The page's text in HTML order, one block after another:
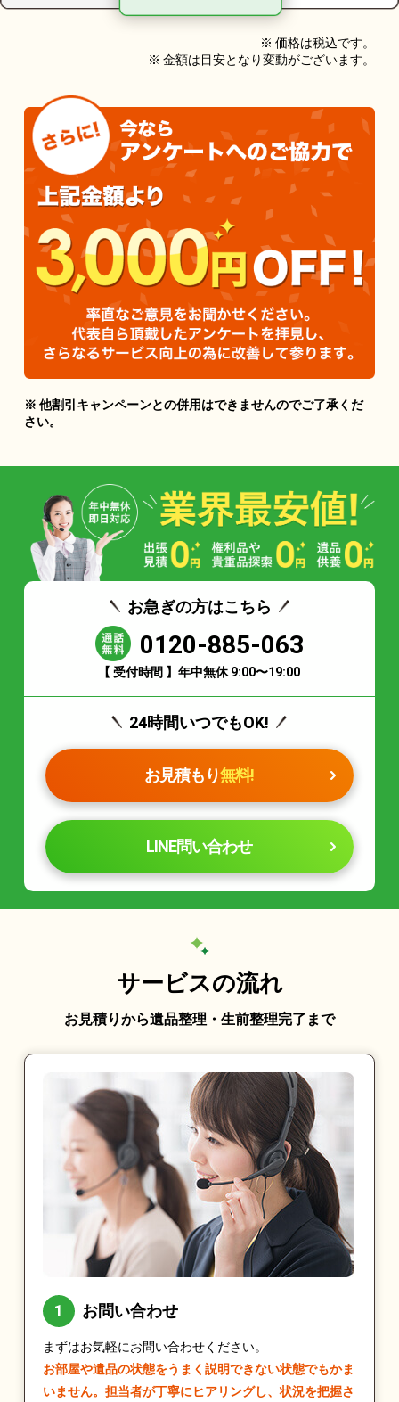
※ 価格は税込です。
※ 金額は目安となり変動がございます。
※ 他割引キャンペーンとの併用はできませんのでご了承くだ
さい。
お急ぎの方はこちら
0120-885-063
【 受付時間 】年中無休 9:00〜19:00
24時間いつでもOK!
お見積もり無料!
LINE問い合わせ
サービスの流れ
お見積りから遺品整理・生前整理完了まで
お問い合わせ
まずはお気軽にお問い合わせください。
お部屋や遺品の状態をうまく説明できない状態でもかま
いません。担当者が丁寧にヒアリングし、状況を把握さ